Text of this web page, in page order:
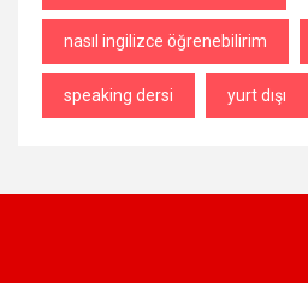
nasıl ingilizce öğrenebilirim
speaking dersi yurt dışı